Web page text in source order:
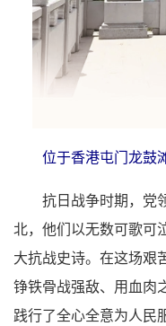
位于香港屯门龙鼓
抗日战争时期，党
北，他们以无数可歌可
大抗战史诗。在这场艰
铮铁骨战强敌、用血肉
践行了全心全意为人民